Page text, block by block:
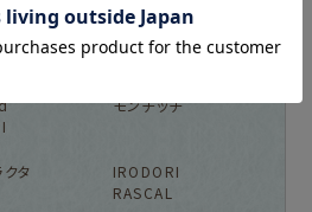
モンチッチ
タ
IRODORI
RASCAL